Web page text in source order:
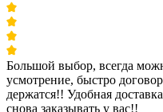
Большой выбор, всегда
усмотрение, быстро
держатся!! Удобная
снова заказывать у вас!!